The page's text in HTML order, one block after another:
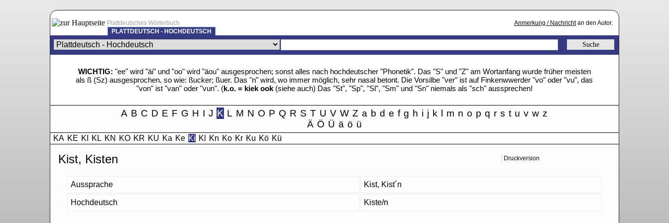
Anmerkung / Nachrichtan den Autor.
Plattdeutsches Wörterbuch
PLATTDEUTSCH - HOCHDEUTSCH
WICHTIG: "ee" wird "äi" und "oo" wird "äou" ausgesprochen; sonst alles nach hochdeutscher "Phonetik". Das "S" und "Z" am Wortanfang wurde früher meisten
als ß (Sz) ausgesprochen, so wie: ßucker; ßuer. Das "n" wird, wo immer möglich, sehr nasal betont. Die Vorsilbe "ver" ist auf Finkenwwerder "vo" oder "vu", das
"von" ist "van" oder "vun". (k.o. = kiek ook(siehe auch) Das "St", "Sp", "Sl", "Sm" und "Sn" niemals als "sch" aussprechen!
A B C D E F G H I J K L M N O P Q R S T U V W Z a b d e f g h i j k l m n o p q r s t u v w z
Ä Ö Ü ä ö ü
KA KE KI KL KN KO KR KU Ka Ke Ki Kl Kn Ko Kr Ku Kö Kü
Druckversion
Kist, Kisten
Aussprache Kist, Kist´n
Hochdeutsch Kiste/n